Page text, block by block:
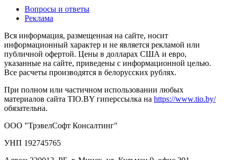
Вопросы и ответы
Реклама
Вся информация, размещенная на сайте, носит
информационный характер и не является рекламой или
публичной офертой. Цены в долларах США и евро,
указанные на сайте, приведены с информационной целью.
Все расчеты производятся в белорусских рублях.
При полном или частичном использовании любых
материалов сайта TIO.BY гиперссылка на https://www.tio.by/
обязательна.
ООО "ТрэвелСофт Консалтинг"
УНП 192745765